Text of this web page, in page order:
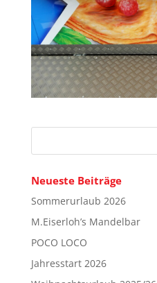
Neueste Beiträge
Sommerurlaub 2026
M.Eiserloh’s Mandelbar
POCO LOCO
Jahresstart 2026